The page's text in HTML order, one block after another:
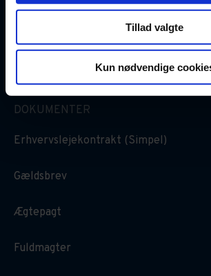
Tillad valgte
Kun nødvendige
DOKUMENTER
Erhvervslejekontrakt (Simpel)
Gældsbrev
Ægtepagt
Fuldmagter